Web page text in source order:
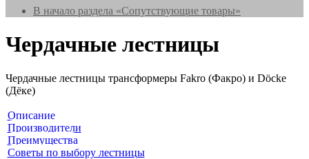
В начало раздела «Сопутствующие товары»
Чердачные лестницы
Чердачные лестницы трансформеры Fakro (Факро) и Döcke
(Дёке)
Описание
Производители
Преимущества
Советы по выбору лестницы